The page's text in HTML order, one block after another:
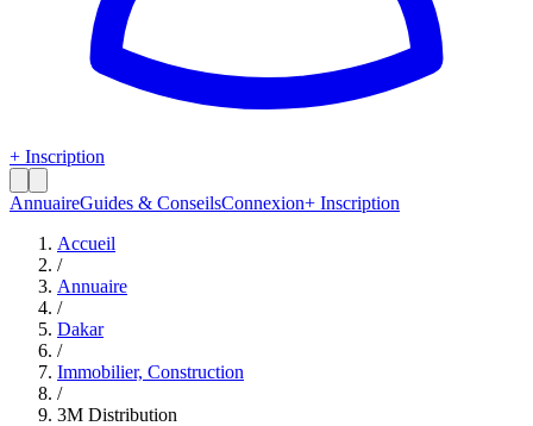
+ Inscription
AnnuaireGuides & ConseilsConnexion+ Inscription
Accueil
/
Annuaire
/
Dakar
/
Immobilier, Construction
/
3M Distribution